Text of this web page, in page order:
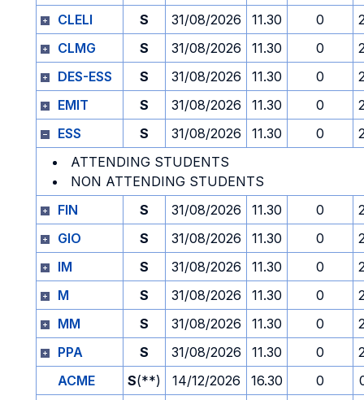
CLELI S 31/08/2026 11.30 0
CLMG
S 31/08/2026 11.30 0
DES-ESS
S 31/08/2026 11.30 0
EMIT
S 31/08/2026 11.30 0
ESS
S 31/08/2026 11.30 0
ATTENDING STUDENTS
NON ATTENDING STUDENTS
FIN
S 31/08/2026 11.30 0
GIO
S 31/08/2026 11.30 0
IM
S 31/08/2026 11.30 0
M
S 31/08/2026 11.30 0
MM
S 31/08/2026 11.30 0
PPA
S 31/08/2026 11.30 0
ACME
S(**) 14/12/2026 16.30 0